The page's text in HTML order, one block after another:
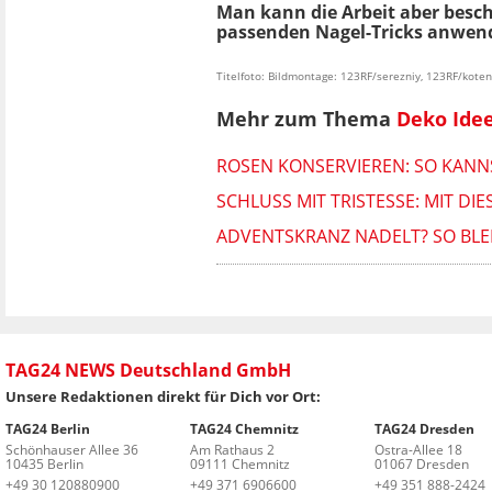
Man kann die Arbeit aber
passenden Nagel-Tricks
Titelfoto: Bildmontage: 123RF/serezniy, 123RF/
Mehr zum Thema Deko
ROSEN KONSERVIEREN: SO
SCHLUSS MIT TRISTESSE: MIT
ADVENTSKRANZ NADELT? SO
TAG24 NEWS Deutschland GmbH
Unsere Redaktionen direkt für Dich vor Ort:
TAG24 Berlin
Schönhauser Allee 36
10435 Berlin
+49 30 120880900
TAG24 Chemnitz
Am Rathaus 2
09111 Chemnitz
+49 371 6906600
TAG24 Dresden
Ostra-Allee 18
01067 Dresden
+49 351 888-2424